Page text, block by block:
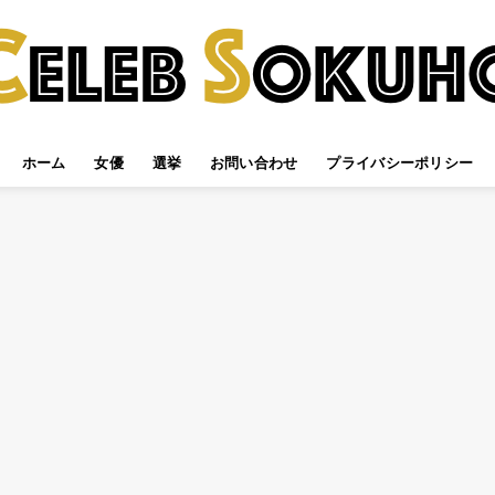
ホーム 女優 選挙 お問い合わせ プライバシーポリシー